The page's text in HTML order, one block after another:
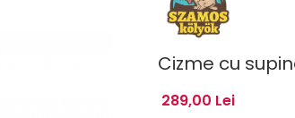
Cizme cu
289,00 Lei